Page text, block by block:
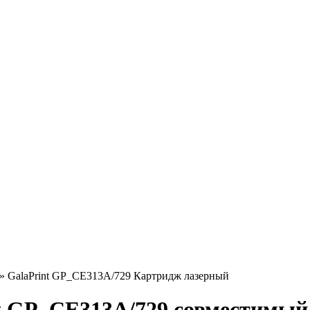
GalaPrint GP_CE313A/729 Картридж лазерный